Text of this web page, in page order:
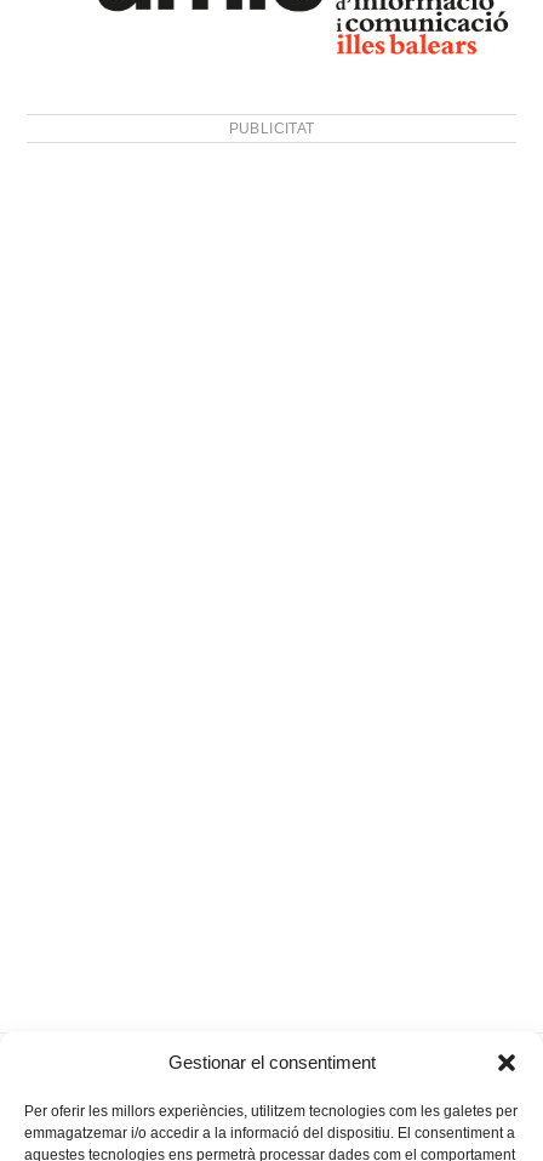
Gestionar el consentiment
Per oferir les millors experiències, utilitzem tecnologies com les galetes per
emmagatzemar i/o accedir a la informació del dispositiu. El consentiment a
aquestes tecnologies ens permetrà processar dades com el comportament
PUBLICITAT
next